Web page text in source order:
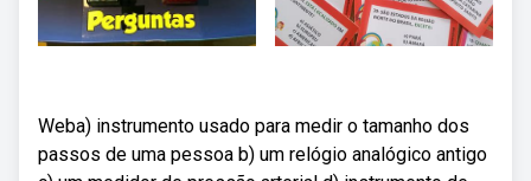
Weba) instrumento usado para medir o tamanho dos
passos de uma pessoa b) um relógio analógico antigo